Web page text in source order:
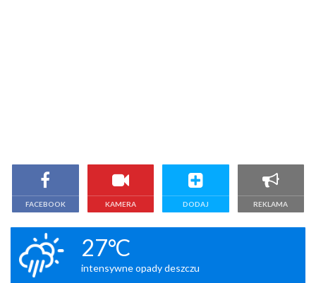
FACEBOOK KAMERA DODAJ REKLAMA
27°C
intensywne opady deszczu